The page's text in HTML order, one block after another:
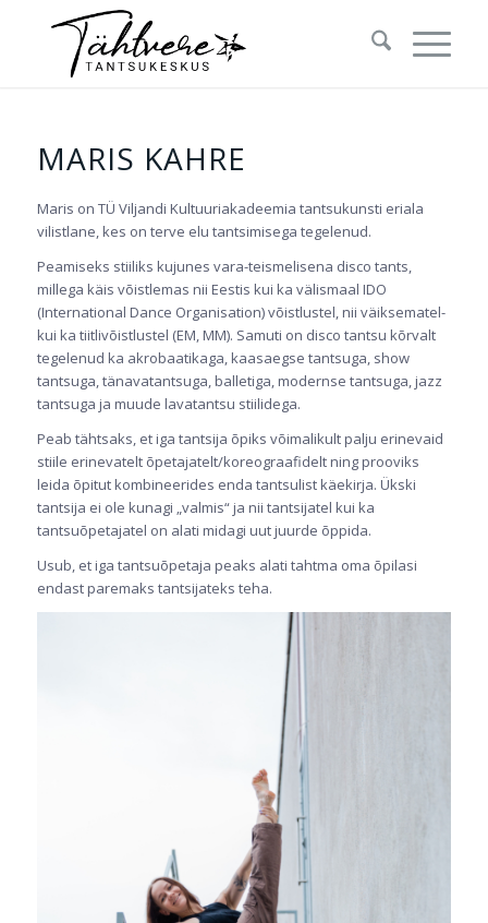
MARIS KAHRE
Maris on TÜ Viljandi Kultuuriakadeemia tantsukunsti eriala
vilistlane, kes on terve elu tantsimisega tegelenud.
Peamiseks stiiliks kujunes vara-teismelisena disco tants,
millega käis võistlemas nii Eestis kui ka välismaal IDO
(International Dance Organisation) võistlustel, nii väiksematel-
kui ka tiitlivõistlustel (EM, MM). Samuti on disco tantsu kõrvalt
tegelenud ka akrobaatikaga, kaasaegse tantsuga, show
tantsuga, tänavatantsuga, balletiga, modernse tantsuga, jazz
tantsuga ja muude lavatantsu stiilidega.
Peab tähtsaks, et iga tantsija õpiks võimalikult palju erinevaid
stiile erinevatelt õpetajatelt/koreograafidelt ning prooviks
leida õpitut kombineerides enda tantsulist käekirja. Ükski
tantsija ei ole kunagi „valmis“ ja nii tantsijatel kui ka
tantsuõpetajatel on alati midagi uut juurde õppida.
Usub, et iga tantsuõpetaja peaks alati tahtma oma õpilasi
endast paremaks tantsijateks teha.